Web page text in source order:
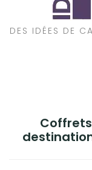
DES IDÉES DE
POUR QUI EST CE
A PROPOS